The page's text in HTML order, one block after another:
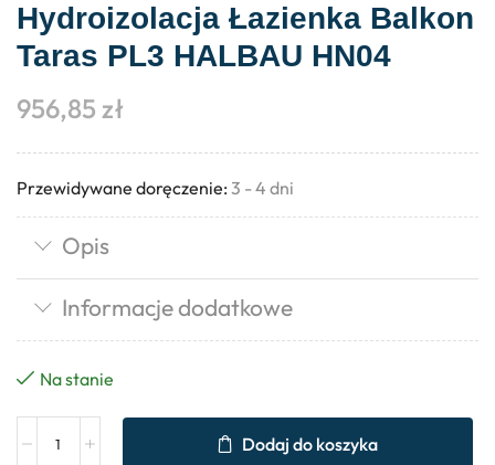
Hydroizolacja Łazienka Balkon
Taras PL3 HALBAU HN04
956,85 zł
Przewidywane doręczenie: 3 - 4 dni
Opis
Informacje dodatkowe
Na stanie
Dodaj do koszyka